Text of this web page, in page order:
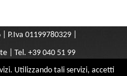
P.Iva 01199780329 |
| Tel. +39 040 51 99
Utilizzando tali servizi, accetti